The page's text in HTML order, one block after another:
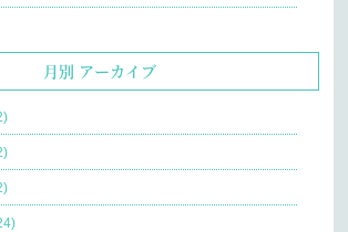
月別 アーカイブ